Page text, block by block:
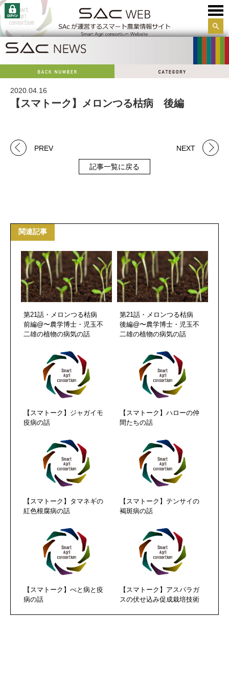
サイ
2020.04.16
【スマトーク】メロンつる枯病 後編
PREV
記事一覧に戻る
NEXT
関連記事
第21話・メロンつる枯病
前編@〜農学博士・児玉不
二雄の植物の病気の話
第21話・メロンつる枯病
後編@〜農学博士・児玉不
二雄の植物の病気の話
【スマトーク】ジャガイモ
疫病の話
【スマトーク】ハローの仲
間たちの話
【スマトーク】タマネギの
紅色根腐病の話
【スマトーク】テンサイの
褐斑病の話
【スマトーク】べと病と疫
病の話
【スマトーク】アスパラガ
スの伏せ込み促成栽培技術